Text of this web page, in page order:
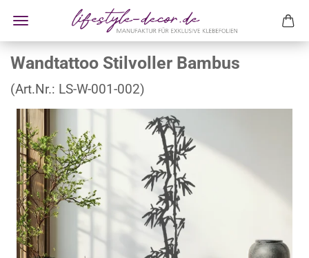
Wandtattoo Stilvoller Bambus
(Art.Nr.: LS-W-001-002)